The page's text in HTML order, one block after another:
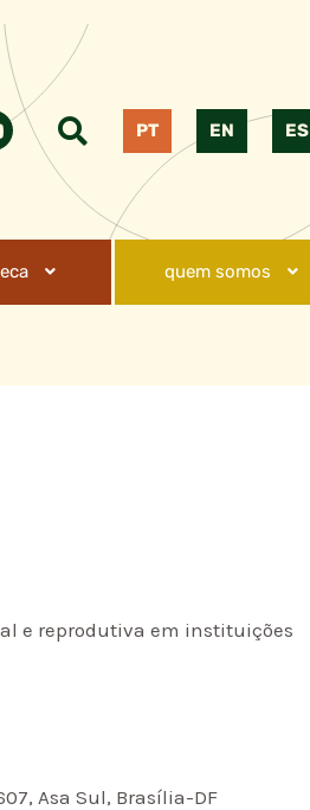
PT EN ES
quem somos
e reprodutiva em instituições
Asa Sul, Brasília-DF